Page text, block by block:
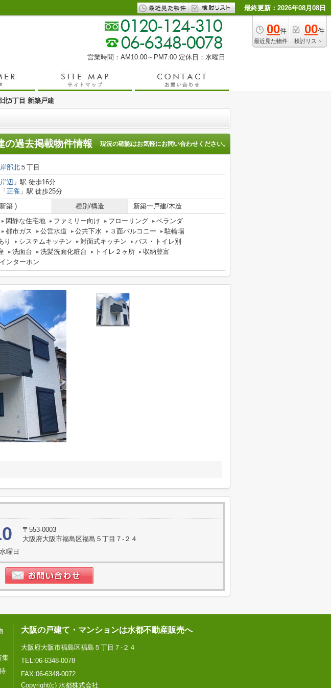
最終更新：2026年08月08日
00件
最近見た物件
00件
検討リスト
営業時間：AM10:00～PM7:00 定休日：水曜日
北5丁目 新築戸建
の過去掲載物件情報 現況の確認はお気軽にお問い合わせください。
岸部北 ５丁目
岸辺 」駅 徒歩16分
「 正雀 」駅 徒歩25分
築 ) 種別/構造 新築一戸建/木造
閑静な住宅地 ファミリー向け フローリング
ベランダ
都市ガス 公営水道 公共下水 ３面バルコニー
駐輪場
り
システムキッチン 対面式キッチン
バス・トイレ別
洗面台 洗髪洗面化粧台 トイレ２ヶ所
収納豊富
ンターホン
〒553-0003
大阪府大阪市福島区福島５丁目７-２４
曜日
集
大阪の戸建て・マンションは水都不動産販売へ
大阪府大阪市福島区福島５丁目７-２４
TEL:06-6348-0078
FAX:06-6348-0072
Copyright(c) 水都株式会社